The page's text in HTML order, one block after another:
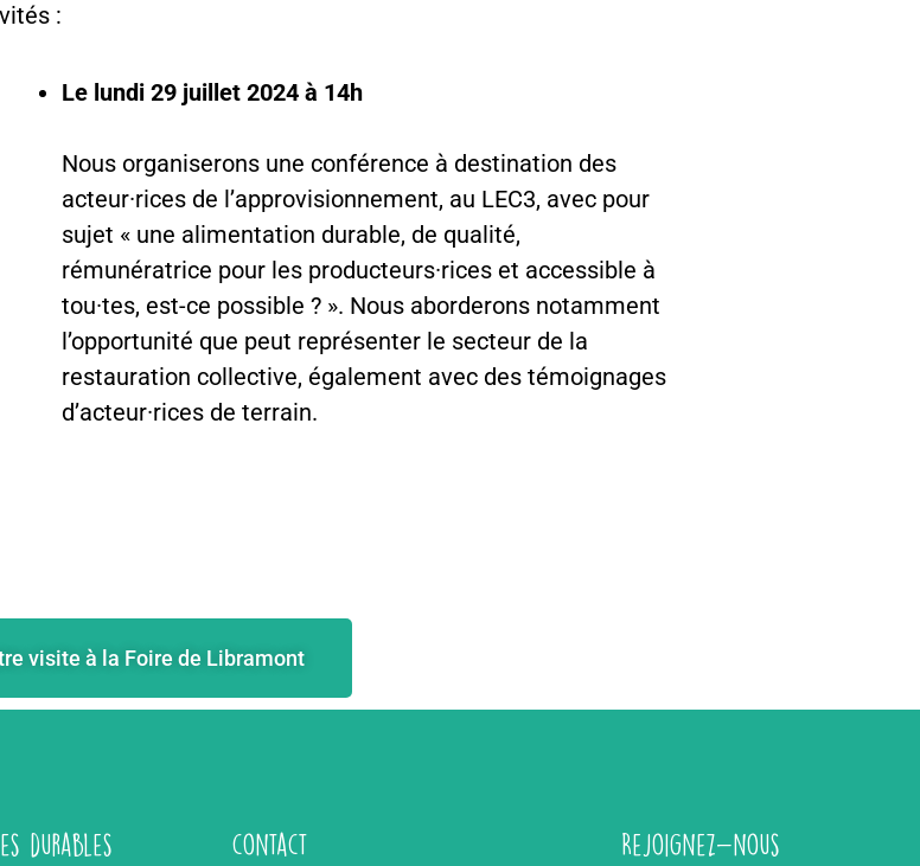
:
Le lundi 29 juillet 2024 à 14h
Nous organiserons une conférence à destination des
acteur·rices de l’approvisionnement, au LEC3, avec pour
sujet « une alimentation durable, de qualité,
rémunératrice pour les producteurs·rices et accessible à
tou·tes, est-ce possible ? ». Nous aborderons notamment
l’opportunité que peut représenter le secteur de la
restauration collective, également avec des témoignages
d’acteur·rices de terrain.
visite à la Foire de Libramont
durables contact Rejoignez-nous